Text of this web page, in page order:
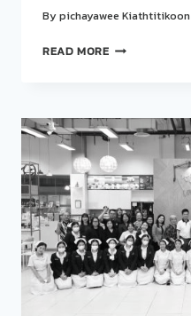
Bypichayawee Kiathtitikoon
READ MOREสวน
ร่วม
กับ
คณะ
พยาบาล
ศาสตร์
จัด
กิจกรรม
“คุย
สบายๆ…
STORY